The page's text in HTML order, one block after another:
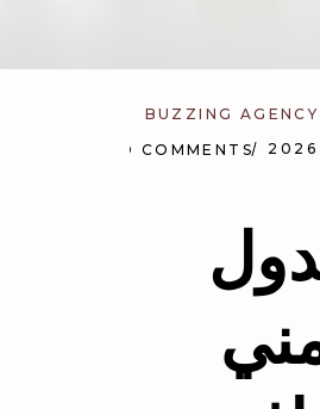
NO COMMENTS
BUZZING AGENCY